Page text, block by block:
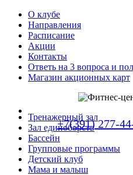
О клубе
Направления
Расписание
Акции
Контакты
Ответь на 3 вопроса и
Магазин акционных карт
+7(391) 277-
Тренажерный зал
Зал единоборств
Бассейн
Групповые программы
Детский клуб
Мама и малыш